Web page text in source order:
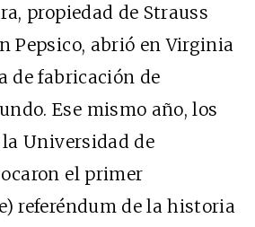
propiedad de Strauss
Pepsico, abrió en Virginia
de fabricación de
Ese mismo año, los
Universidad de
el primer
referéndum de la historia